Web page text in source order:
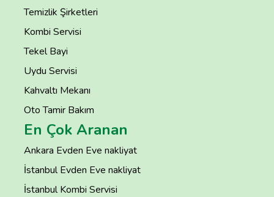
Temizlik Şirketleri
Kombi Servisi
Tekel Bayi
Uydu Servisi
Kahvaltı Mekanı
Oto Tamir Bakım
En Çok Aranan
Ankara Evden Eve nakliyat
İstanbul Evden Eve nakliyat
İstanbul Kombi Servisi